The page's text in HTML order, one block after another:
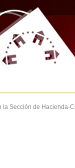
la Sección de Hacienda-